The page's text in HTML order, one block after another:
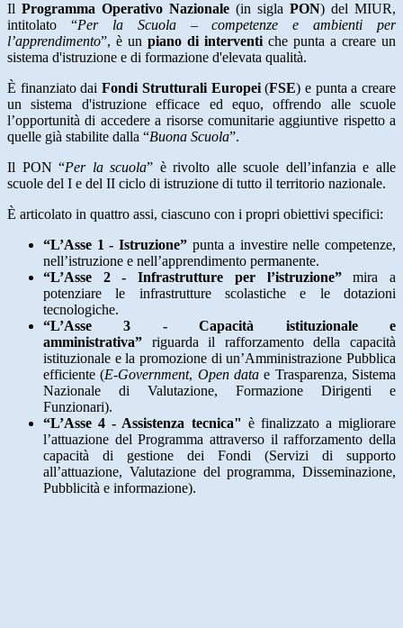
Il Programma Operativo Nazionale (in sigla PON) del MIUR,
intitolato “Per la Scuola – competenze e ambienti per
l’apprendimento”, è un piano di interventi che punta a creare un
sistema d'istruzione e di formazione d'elevata qualità.
È finanziato daiFondi Strutturali Europei(FSE) e punta a creare
un sistema d'istruzione efficace ed equo, offrendo alle scuole
l’opportunità di accedere a risorse comunitarie aggiuntive rispetto a
quelle già stabilite dalla “Buona Scuola”.
Il PON “Per la scuola” è rivolto alle scuole dell’infanzia e alle
scuole del I e del II ciclo di istruzione di tutto il territorio nazionale.
È articolato in quattro assi, ciascuno con i propri obiettivi specifici:
“L’Asse 1 - Istruzione”punta a investire nelle competenze,
nell’istruzione e nell’apprendimento permanente.
“L’Asse 2 - Infrastrutture per l’istruzione”mira a
potenziare le infrastrutture scolastiche e le dotazioni
tecnologiche.
“L’Asse 3 - Capacità istituzionale e
amministrativa” riguarda il rafforzamento della capacità
istituzionale e la promozione di un’Amministrazione Pubblica
efficiente (E-Government, Open data e Trasparenza, Sistema
Nazionale di Valutazione, Formazione Dirigenti e
Funzionari).
“L’Asse 4 - Assistenza tecnica" è finalizzato a migliorare
l’attuazione del Programma attraverso il rafforzamento della
capacità di gestione dei Fondi (Servizi di supporto
all’attuazione, Valutazione del programma, Disseminazione,
Pubblicità e informazione).